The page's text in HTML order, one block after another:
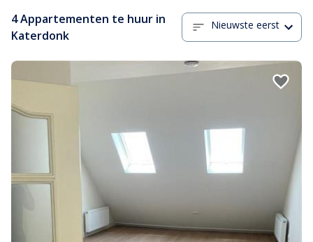
4 Appartementen te huur in
Katerdonk
Nieuwste eerst